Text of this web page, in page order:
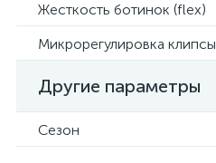
Жесткость ботинок (flex)
Микрорегулировка клипсы
Другие параметры
Сезон